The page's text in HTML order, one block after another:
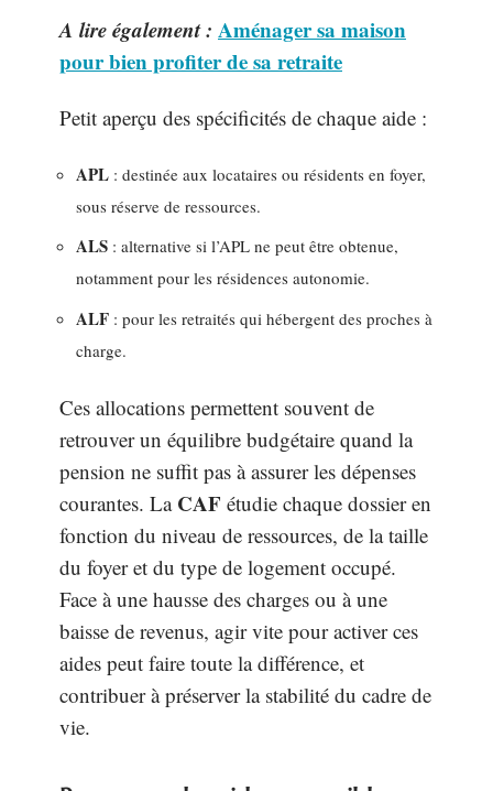
A lire également : Aménager sa maison
pour bien profiter de sa retraite
Petit aperçu des spécificités de chaque aide :
APL : destinée aux locataires ou résidents en foyer,
sous réserve de ressources.
ALS : alternative si l’APL ne peut être obtenue,
notamment pour les résidences autonomie.
ALF : pour les retraités qui hébergent des proches à
charge.
Ces allocations permettent souvent de
retrouver un équilibre budgétaire quand la
pension ne suffit pas à assurer les dépenses
courantes. La CAF étudie chaque dossier en
fonction du niveau de ressources, de la taille
du foyer et du type de logement occupé.
Face à une hausse des charges ou à une
baisse de revenus, agir vite pour activer ces
aides peut faire toute la différence, et
contribuer à préserver la stabilité du cadre de
vie.